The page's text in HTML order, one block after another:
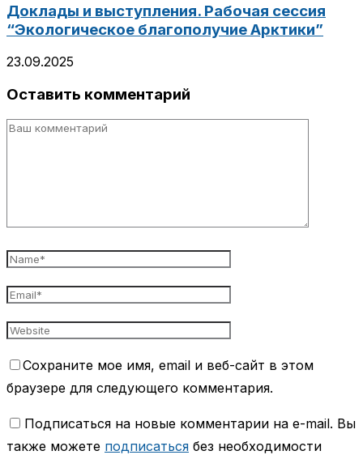
Доклады и выступления. Рабочая сессия
“Экологическое благополучие Арктики”
23.09.2025
Оставить комментарий
Сохраните мое имя, email и веб-сайт в этом
браузере для следующего комментария.
Подписаться на новые комментарии на e-mail. Вы
также можете подписаться без необходимости